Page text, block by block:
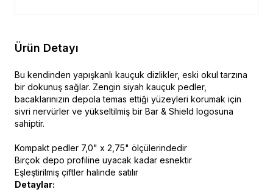
Ürün Detayı
Bu kendinden yapışkanlı kauçuk dizlikler, eski okul tarzına
bir dokunuş sağlar. Zengin siyah kauçuk pedler,
bacaklarınızın depola temas ettiği yüzeyleri korumak için
sivri nervürler ve yükseltilmiş bir Bar & Shield logosuna
sahiptir.
Kompakt pedler 7,0" x 2,75" ölçülerindedir
Birçok depo profiline uyacak kadar esnektir
Eşleştirilmiş çiftler halinde satılır
Detaylar: